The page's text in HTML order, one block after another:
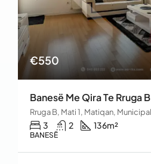
€550
Banesë Me Qira Te Rruga B
3 2 136m²
BANESË